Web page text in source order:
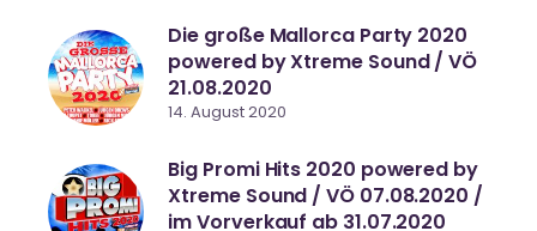
Die große Mallorca Party 2020
powered by Xtreme Sound / VÖ
21.08.2020
14. August 2020
Big Promi Hits 2020 powered by
Xtreme Sound / VÖ 07.08.2020 /
im Vorverkauf ab 31.07.2020